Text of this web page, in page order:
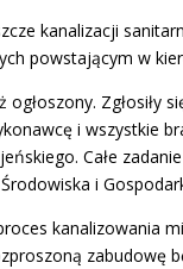
kanalizacji
powstającym w
Zgłosiły
i wszystkie
Całe
i
kanalizowania
zabudowę